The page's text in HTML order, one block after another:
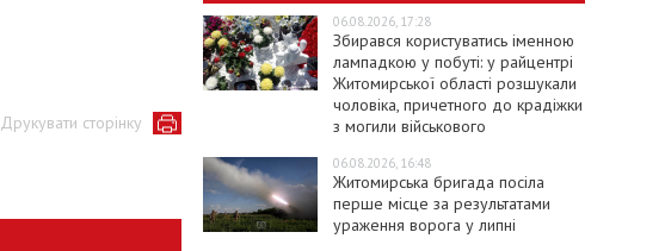
Друкувати сторінку
06.08.2026, 17:28
Збирався користуватись іменною
лампадкою у побуті: у райцентрі
Житомирської області розшукали
чоловіка, причетного до крадіжки
з могили військового
06.08.2026, 16:48
Житомирська бригада посіла
перше місце за результатами
ураження ворога у липні